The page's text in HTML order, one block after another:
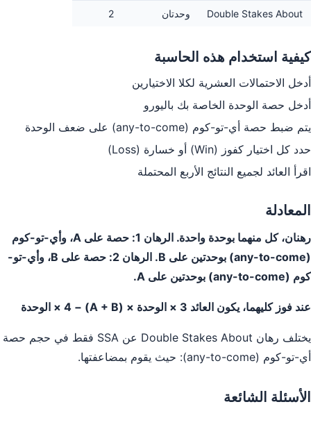
Double Stakes About وحدتان 2
كيفية استخدام هذه الحاسبة
أدخل الاحتمالات العشرية لكلا الاختيارين
أدخل حصة الوحدة الخاصة بك باليورو
يتم ضبط حصة أي-تو-كوم (any-to-come) على ضعف الوحدة
حدد كل اختيار كفوز (Win) أو خسارة (Loss)
اقرأ العائد لجميع النتائج الأربع المحتملة
المعادلة
رهنان، كل منهما بوحدة واحدة. الرهان 1: حصة على A، وأي-تو-كوم
(any-to-come) بوحدتين على B. الرهان 2: حصة على B، وأي-تو-
كوم (any-to-come) بوحدتين على A.
عند فوز كليهما، يكون العائد 3 × الوحدة × (A + B) − 4 × الوحدة
يختلف رهان Double Stakes About عن SSA فقط في حجم حصة
أي-تو-كوم (any-to-come): حيث يقوم بمضاعفتها.
الأسئلة الشائعة